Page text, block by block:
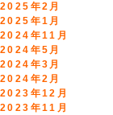
2025年2月
2025年1月
2024年11月
2024年5月
2024年3月
2024年2月
2023年12月
2023年11月